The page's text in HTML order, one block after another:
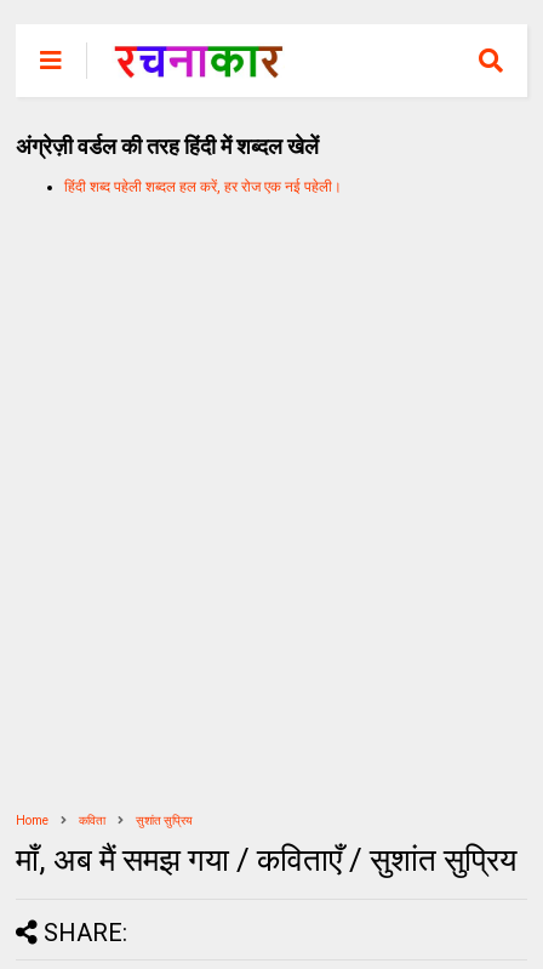
अंग्रेज़ी वर्डल की तरह हिंदी में शब्दल खेलें
हिंदी शब्द पहेली शब्दल हल करें, हर रोज एक नई पहेली।
Home कविता सुशांत सुप्रिय
माँ, अब मैं समझ गया / कविताएँ / सुशांत सुप्रिय
SHARE: